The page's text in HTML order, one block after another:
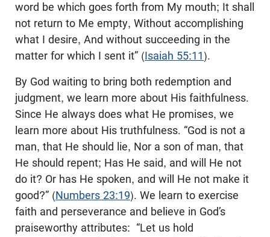
word be which goes forth from My mouth; It shall
not return to Me empty, Without accomplishing
what I desire, And without succeeding in the
matter for which I sent it” (Isaiah 55:11).
By God waiting to bring both redemption and
judgment, we learn more about His faithfulness.
Since He always does what He promises, we
learn more about His truthfulness. “God is not a
man, that He should lie, Nor a son of man, that
He should repent; Has He said, and will He not
do it? Or has He spoken, and will He not make it
good?” (Numbers 23:19). We learn to exercise
faith and perseverance and believe in God’s
praiseworthy attributes: “Let us hold